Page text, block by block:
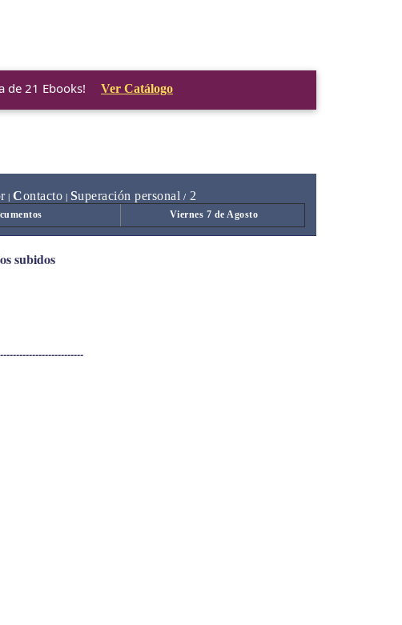
de 21 Ebooks! Ver Catálogo
|Contacto Superación personal / 2
Viernes 7 de Agosto
subidos